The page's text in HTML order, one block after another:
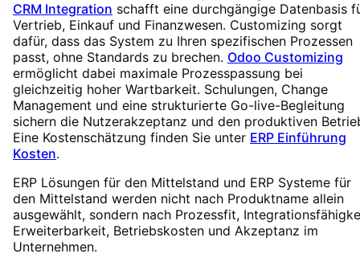
CRM Integration schafft eine durchgängige Datenbasis
Vertrieb, Einkauf und Finanzwesen. Customizing sorgt
dafür, dass das System zu Ihren spezifischen Prozessen
passt, ohne Standards zu brechen. Odoo Customizing
ermöglicht dabei maximale Prozesspassung bei
gleichzeitig hoher Wartbarkeit. Schulungen, Change
Management und eine strukturierte Go-live-Begleitung
sichern die Nutzerakzeptanz und den produktiven
Eine Kostenschätzung finden Sie unter ERP Einführung
Kosten.
ERP Lösungen für den Mittelstand und ERP Systeme für
den Mittelstand werden nicht nach Produktname allein
ausgewählt, sondern nach Prozessfit,
Erweiterbarkeit, Betriebskosten und Akzeptanz im
Unternehmen.